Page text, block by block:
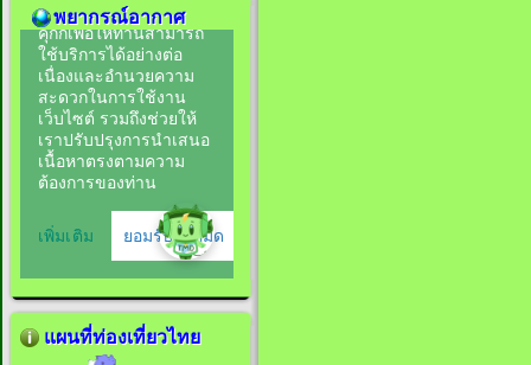
พยากรณ์อากาศ
แผนที่ท่องเที่ยวไทย